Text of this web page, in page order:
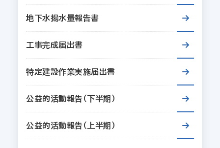
地下水揚水量報告書
工事完成届出書
特定建設作業実施届出書
公益的活動報告（下半期）
公益的活動報告（上半期）